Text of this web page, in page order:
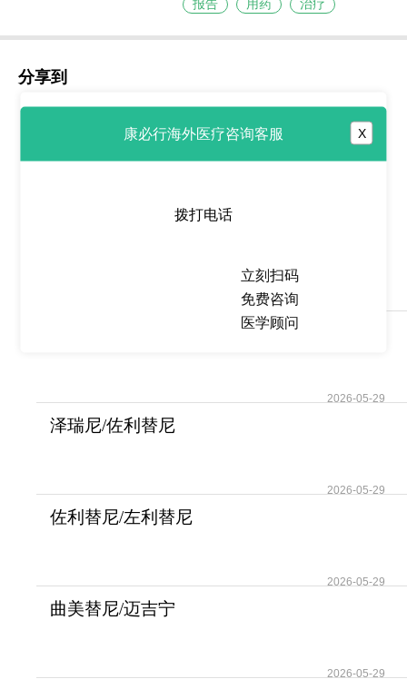
报告 用药 治疗
分享到
2026-05-29
泽瑞尼/佐利替尼
2026-05-29
佐利替尼/左利替尼
2026-05-29
曲美替尼/迈吉宁
2026-05-29
康必行海外医疗咨询客服 X
拨打电话
立刻扫码
免费咨询
医学顾问